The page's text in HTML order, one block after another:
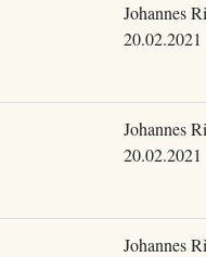
Johannes
20.02.2021
Johannes
20.02.2021
Johannes